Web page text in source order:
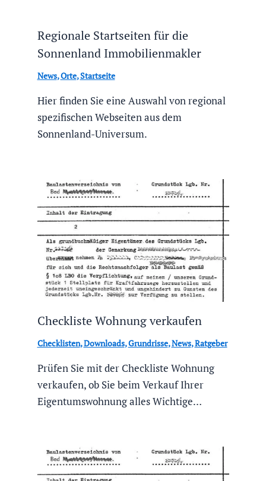
Regionale Startseiten für die
Sonnenland Immobilienmakler
News,Orte,Startseite
Hier finden Sie eine Auswahl von regional
spezifischen Webseiten aus dem
Sonnenland-Universum.
Checkliste Wohnung verkaufen
Checklisten,Downloads,Grundrisse,News,Ratgeber
Prüfen Sie mit der Checkliste Wohnung
verkaufen, ob Sie beim Verkauf Ihrer
Eigentumswohnung alles Wichtige…